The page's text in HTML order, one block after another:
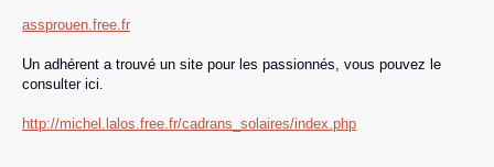
assprouen.free.fr
Un adhérent a trouvé un site pour les passionnés, vous pouvez le
consulter ici.
http://michel.lalos.free.fr/cadrans_solaires/index.php